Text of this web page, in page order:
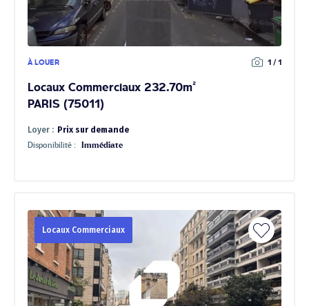
À LOUER 1 / 1
Locaux Commerciaux 232.70m²
PARIS (75011)
Loyer : Prix sur demande
Disponibilité : Immédiate
Locaux Commerciaux